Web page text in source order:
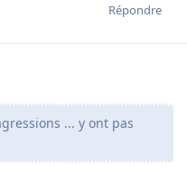
Répondre
... y ont pas